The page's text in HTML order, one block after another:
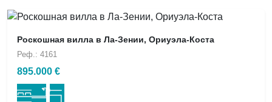
Роскошная вилла в Ла-Зении, Ориуэла-Коста
Реф.: 4161
895.000 €